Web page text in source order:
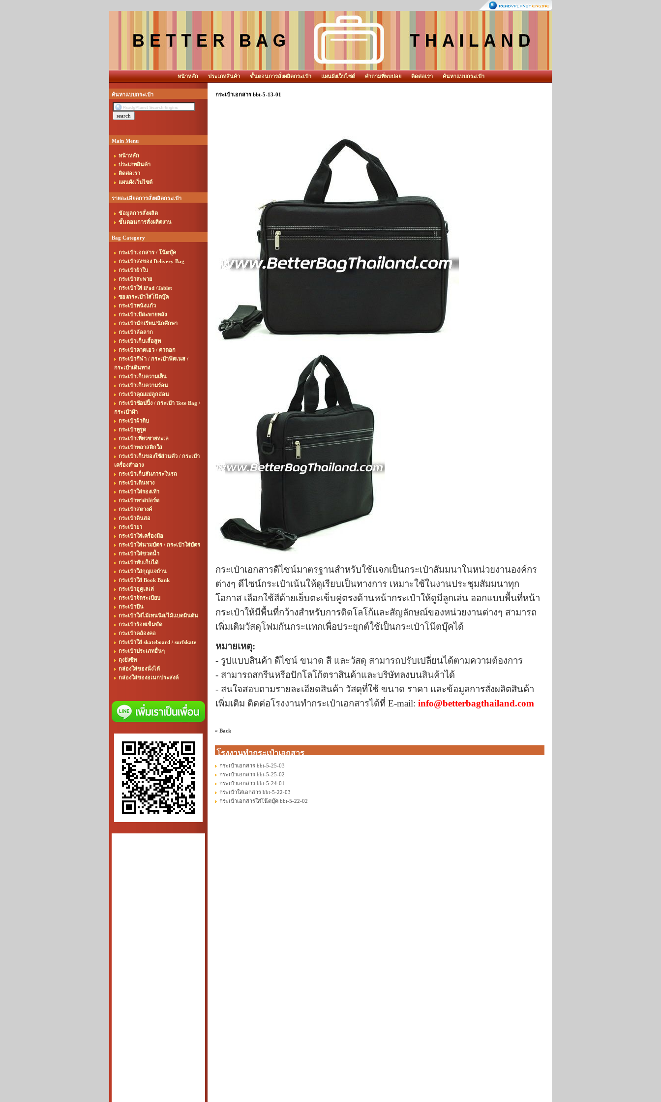
หน้าหลัก ประเภทสินค้า ขั้นตอนการสั่งผลิตกระเป๋า แผนผังเว็บไซต์ คำถามที่พบบ่อย ติดต่อเรา ค้นหาแบบกระเป๋า
ค้นหาแบบกระเป๋า
Main Menu
หน้าหลัก
ประเภทสินค้า
ติดต่อเรา
แผนผังเว็บไซต์
รายละเอียดการสั่งผลิตกระเป๋า
ข้อมูลการสั่งผลิต
ขั้นตอนการสั่งผลิตงาน
Bag Category
กระเป๋าเอกสาร / โน๊ตบุ๊ค
กระเป๋าส่งของ Delivery Bag
กระเป๋าผ้าใบ
กระเป๋าสะพาย
กระเป๋าใส่ iPad /Tablet
ซองกระเป๋าใส่โน๊ตบุ๊ค
กระเป๋าหนังแก้ว
กระเป๋าเป้สะพายหลัง
กระเป๋านักเรียน/นักศึกษา
กระเป๋าล้อลาก
กระเป๋าเก็บเสื้อสูท
กระเป๋าคาดเอว / คาดอก
กระเป๋ากีฬา / กระเป๋าฟิตเนส /
กระเป๋าเดินทาง
กระเป๋าเก็บความเย็น
กระเป๋าเก็บความร้อน
กระเป๋าคุณแม่ลูกอ่อน
กระเป๋าช้อปปิ้ง / กระเป๋า Tote Bag /
กระเป๋าผ้า
กระเป๋าผ้าดิบ
กระเป๋าหูรูด
กระเป๋าเที่ยวชายทะเล
กระเป๋าพลาสติกใส
กระเป๋าเก็บของใช้ส่วนตัว / กระเป๋า
เครื่องสำอาง
กระเป๋าเก็บสัมภาระในรถ
กระเป๋าเดินทาง
กระเป๋าใส่รองเท้า
กระเป๋าพาสปอร์ต
กระเป๋าสตางค์
กระเป๋าดินสอ
กระเป๋ายา
กระเป๋าใส่เครื่องมือ
กระเป๋าใส่นามบัตร / กระเป๋าใส่บัตร
กระเป๋าใส่ขวดน้ำ
กระเป๋าพับเก็บได้
กระเป๋าใส่กุญแจบ้าน
กระเป๋าใส่ Book Bank
กระเป๋าอูคูเลเล่
กระเป๋าจัดระเบียบ
กระเป๋าปืน
กระเป๋าใส่ไม้เทนนิส/ไม้แบดมินตัน
กระเป๋าร้อยเข็มขัด
กระเป๋าคล้องคอ
กระเป๋าใส่ skateboard / surfskate
กระเป๋าประเภทอื่นๆ
ถุงยังชีพ
กล่องใส่ของนั่งได้
กล่องใส่ของอเนกประสงค์
กระเป๋าเอกสาร bbt-5-13-01
กระเป๋าเอกสารดีไซน์มาตรฐานสำหรับใช้แจกเป็นกระเป๋าสัมมนาในหน่วยงานองค์กร
ต่างๆ ดีไซน์กระเป๋าเน้นให้ดูเรียบเป็นทางการ เหมาะใช้ในงานประชุมสัมมนาทุก
โอกาส เลือกใช้สีด้ายเย็บตะเข็บคู่ตรงด้านหน้ากระเป๋าให้ดูมีลูกเล่น ออกแบบพื้นที่หน้า
กระเป๋าให้มีพื้นที่กว้างสำหรับการติดโลโก้และสัญลักษณ์ของหน่วยงานต่างๆ สามารถ
เพิ่มเติมวัสดุโฟมกันกระแทกเพื่อประยุกต์ใช้เป็นกระเป๋าโน๊ตบุ๊คได้
หมายเหตุ:
- รูปแบบสินค้า ดีไซน์ ขนาด สี และวัสดุ สามารถปรับเปลี่ยนได้ตามความต้องการ
- สามารถสกรีนหรือปักโลโก้ตราสินค้าและบริษัทลงบนสินค้าได้
- สนใจสอบถามรายละเอียดสินค้า วัสดุที่ใช้ ขนาด ราคา และข้อมูลการสั่งผลิตสินค้า
เพิ่มเติม ติดต่อโรงงานทำกระเป๋าเอกสารได้ที่ E-mail: info@betterbagthailand.com
« Back
โรงงานทำกระเป๋าเอกสาร
กระเป๋าเอกสาร bbt-5-25-03
กระเป๋าเอกสาร bbt-5-25-02
กระเป๋าเอกสาร bbt-5-24-01
กระเป๋าใส่เอกสาร bbt-5-22-03
กระเป๋าเอกสารใส่โน๊ตบุ๊ค bbt-5-22-02